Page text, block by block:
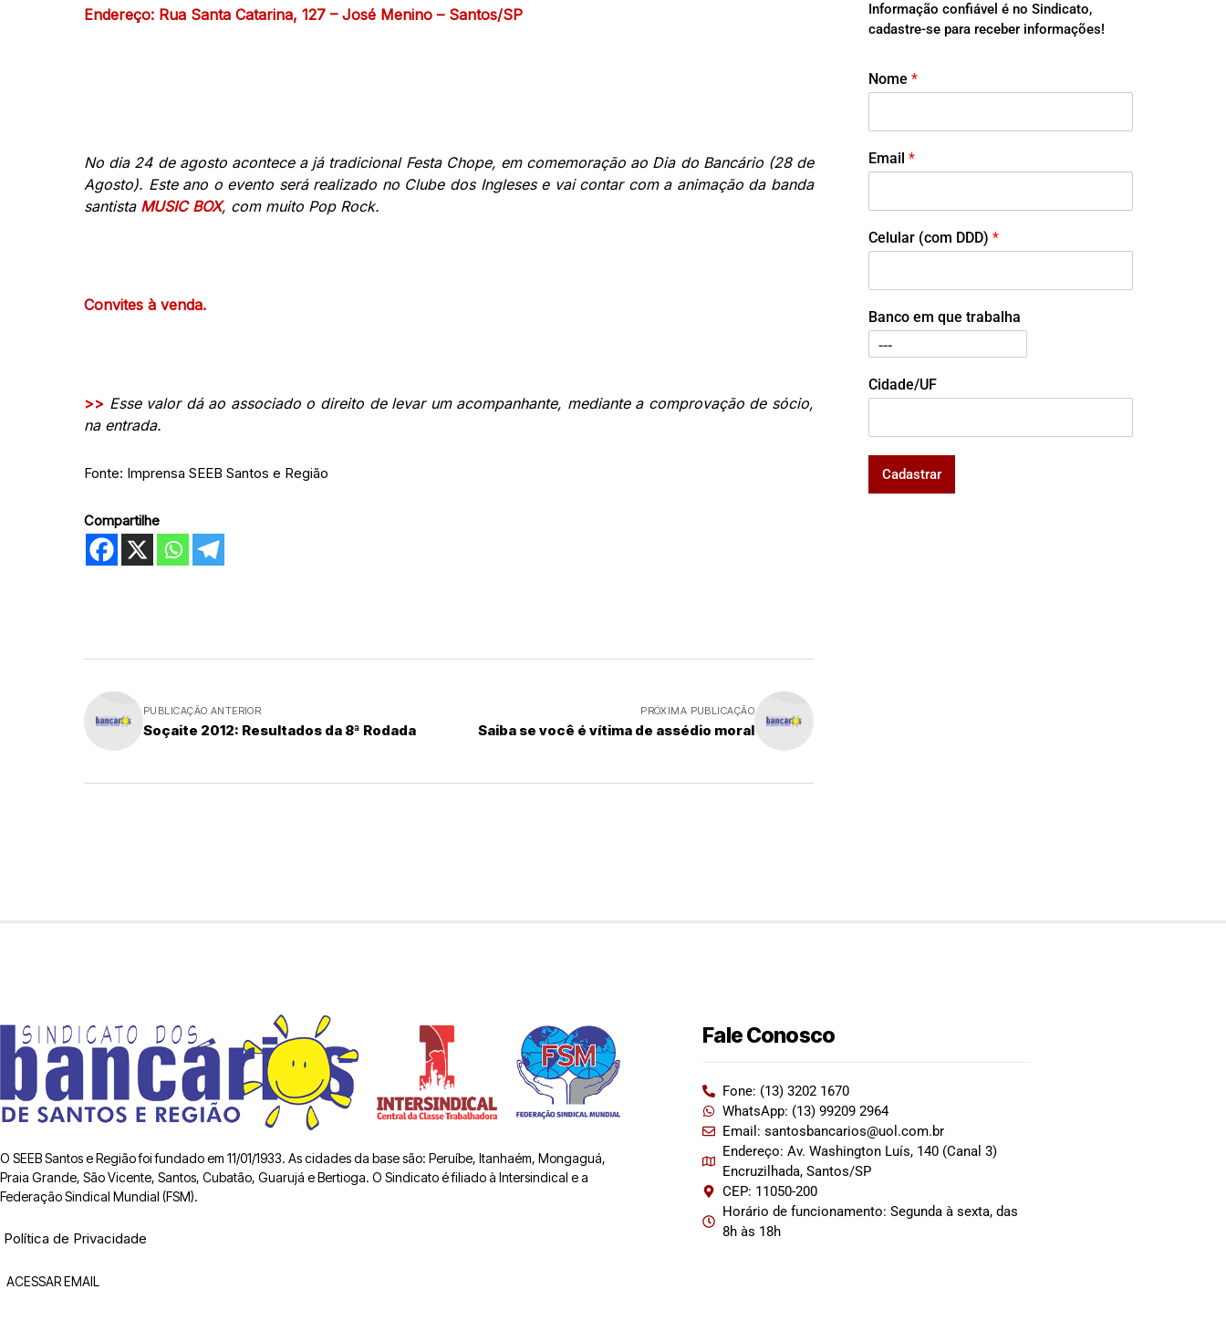
Endereço: Rua Santa Catarina, 127 – José Menino – Santos/SP
No dia 24 de agosto acontece a já tradicional Festa Chope, em comemoração ao Dia do Bancário (28 de
Agosto). Este ano o evento será realizado no Clube dos Ingleses e vai contar com a animação da banda
santista MUSIC BOX, com muito Pop Rock.
Convites à venda.
>> Esse valor dá ao associado o direito de levar um acompanhante, mediante a comprovação de sócio,
na entrada.
Fonte: Imprensa SEEB Santos e Região
Compartilhe
PUBLICAÇÃO ANTERIOR
Soçaite 2012: Resultados da 8ª Rodada
PRÓXIMA PUBLICAÇÃO
Saiba se você é vítima de assédio moral
Informação confiável é no Sindicato,
cadastre-se para receber informações!
Nome *
Email *
Celular (com DDD) *
Banco em que trabalha
Cidade/UF
Cadastrar
O SEEB Santos e Região foi fundado em 11/01/1933. As cidades da base são: Peruíbe, Itanhaém, Mongaguá,
Praia Grande, São Vicente, Santos, Cubatão, Guarujá e Bertioga. O Sindicato é filiado à Intersindical e a
Federação Sindical Mundial (FSM).
Política de Privacidade
ACESSAR EMAIL
Fale Conosco
Fone: (13) 3202 1670
WhatsApp: (13) 99209 2964
Email: santosbancarios@uol.com.br
Endereço: Av. Washington Luís, 140 (Canal 3)
Encruzilhada, Santos/SP
CEP: 11050-200
Horário de funcionamento: Segunda à sexta, das
8h às 18h